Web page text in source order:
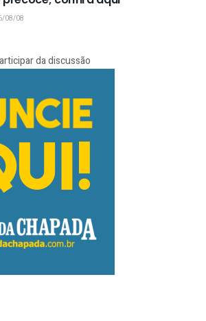
08/08
da discussão